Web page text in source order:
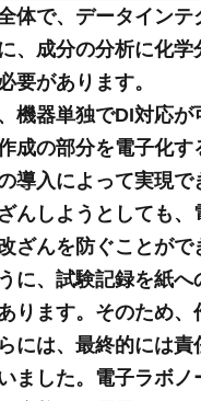
体で、データイン
、成分の分析に化
要があります。
機器単独でDI対応
成の部分を電子化す
導入によって実現
んしようとしても
ざんを防ぐことがで
に、試験記録を紙
ります。そのため
には、最終的には
ました。電子ラボ